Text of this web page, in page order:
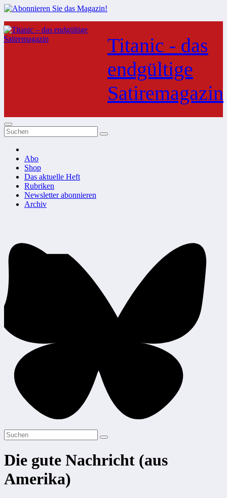
Zum
Inhalt
springen
Titanic - das
endgültige
Satiremagazin
Abo
Shop
Das aktuelle Heft
Rubriken
Newsletter abonnieren
Archiv
Die gute Nachricht (aus
Amerika)